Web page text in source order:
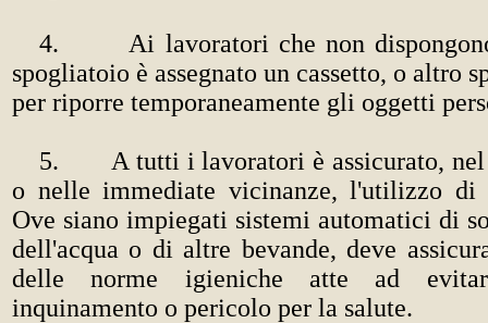
4. Ai lavoratori che non
spogliatoio è assegnato un cassetto, o altro
per riporre temporaneamente gli oggetti
5. A tutti i lavoratori è assicurato, nel
o nelle immediate vicinanze, l'utilizzo di
Ove siano impiegati sistemi automatici di
dell'acqua o di altre bevande, deve
delle norme igieniche atte ad
inquinamento o pericolo per la salute.